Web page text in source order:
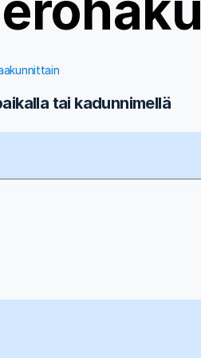
tai kadunnimellä